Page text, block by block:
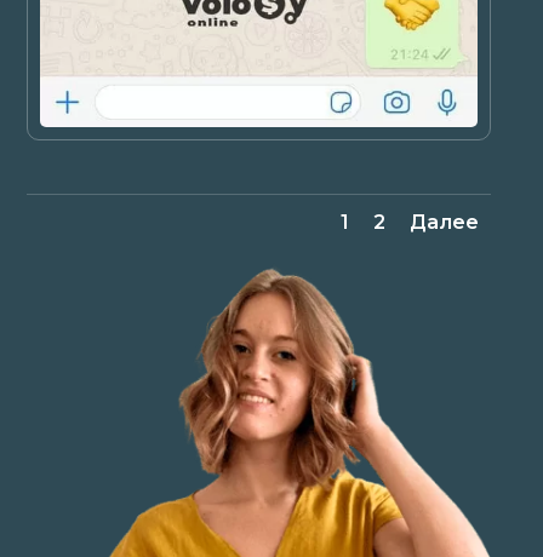
1 2 Далее